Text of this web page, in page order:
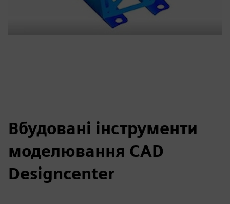
Вбудовані інструменти
моделювання CAD
Designcenter